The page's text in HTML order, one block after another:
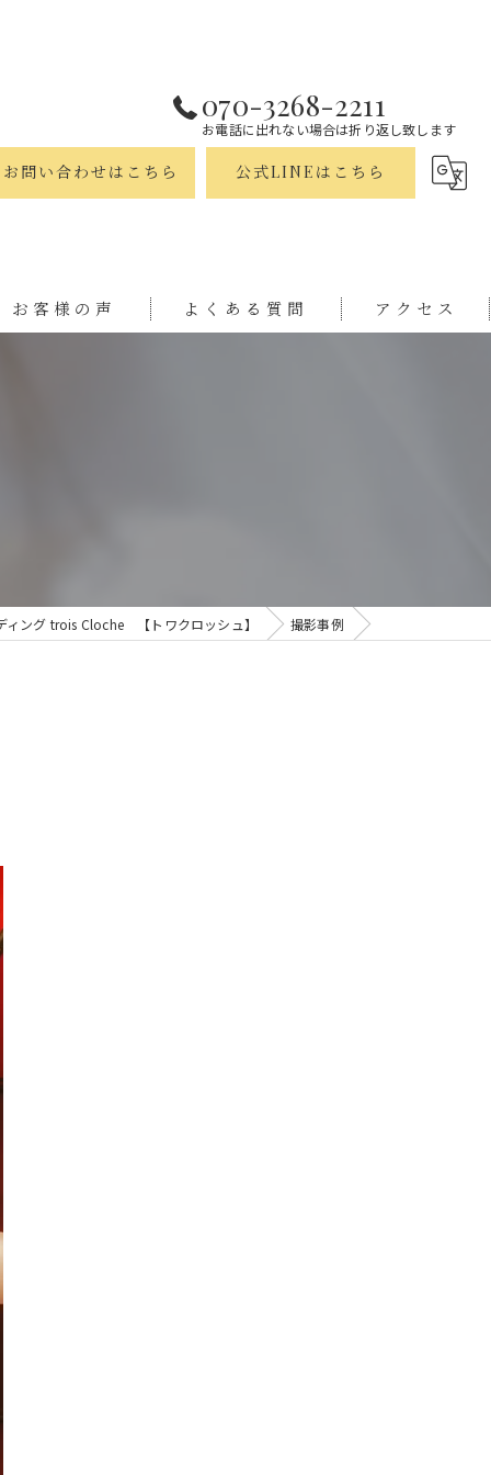
070-3268-2211
お電話に出れない場合は折り返し致します
お問い合わせはこちら 公式LINEはこちら
お客様の声 よくある質問 アクセス
ィング trois Cloche 【トワクロッシュ】 撮影事例